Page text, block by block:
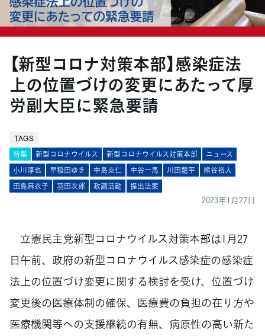
【新型コロナ対策本部】感染症法
上の位置づけの変更にあたって厚
労副大臣に緊急要請
TAGS
特集 新型コロナウイルス 新型コロナウイルス対策本部
ニュース
小川淳也
早稲田ゆき 中島克仁 中谷一馬 川田龍平
熊谷裕人
田島麻衣子
羽田次郎 政調活動 提出法案
2023年1月27日
立憲民主党新型コロナウイルス対策本部は1月27
日午前、政府の新型コロナウイルス感染症の感染症
法上の位置づけ変更に関する検討を受け、位置づけ
変更後の医療体制の確保、医療費の負担の在り方や
医療機関等への支援継続の有無、病原性の高い新た